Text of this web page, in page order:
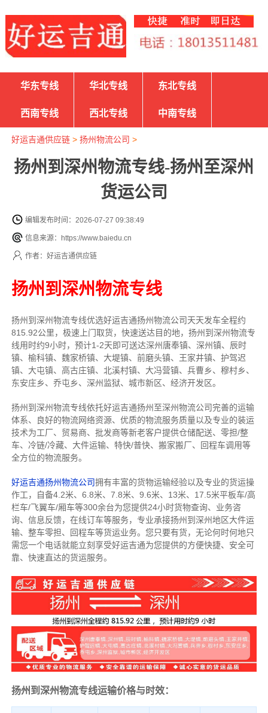
华东专线 华北专线 东北专线
西南专线 西北专线 中南专线
好运吉通供应链> 扬州物流公司 >
扬州到深州物流专线-扬州至深州
货运公司
编辑发布时间：2026-07-27 09:38:49
信息来源：https://www.baiedu.cn
作者：好运吉通供应链
扬州到深州物流专线
扬州到深州物流专线优选好运吉通扬州物流公司天天发车全程约
815.92公里， 极速上门取货，快速送达目的地，扬州到深州物流专
线用时约9小时，预计1-2天即可送达深州唐奉镇、深州镇、辰时
镇、榆科镇、魏家桥镇、大堤镇、前磨头镇、王家井镇、护驾迟
镇、大屯镇、高古庄镇、北溪村镇、大冯营镇、兵曹乡、穆村乡、
东安庄乡、乔屯乡、深州监狱、城市新区、经济开发区。
扬州到深州物流专线依托好运吉通扬州至深州物流公司完善的运输
体系、良好的物流网络资源、优质的物流服务质量以及专业的装运
技术为工厂、贸易商、批发商等新老客户提供仓储配送、零担/整
车、冷链/冷藏、大件运输、特快/普快、搬家搬厂、回程车调用等
全方位的物流服务。
好运吉通扬州物流公司拥有丰富的货物运输经验以及专业的货运操
作工，自备4.2米、6.8米、7.8米、9.6米、13米、17.5米平板车/高
栏车/飞翼车/厢车等300余台为您提供24小时货物查询、业务咨
询、信息反馈，在线订车等服务， 专业承接扬州到深州地区大件运
输、整车零担、回程车等货运业务。 您只要有货，无论何时何地只
需您一个电话就能立刻享受好运吉通为您提供的方便快捷、安全可
靠、快速直达的货运服务。
扬州到深州物流专线运输价格与时效：